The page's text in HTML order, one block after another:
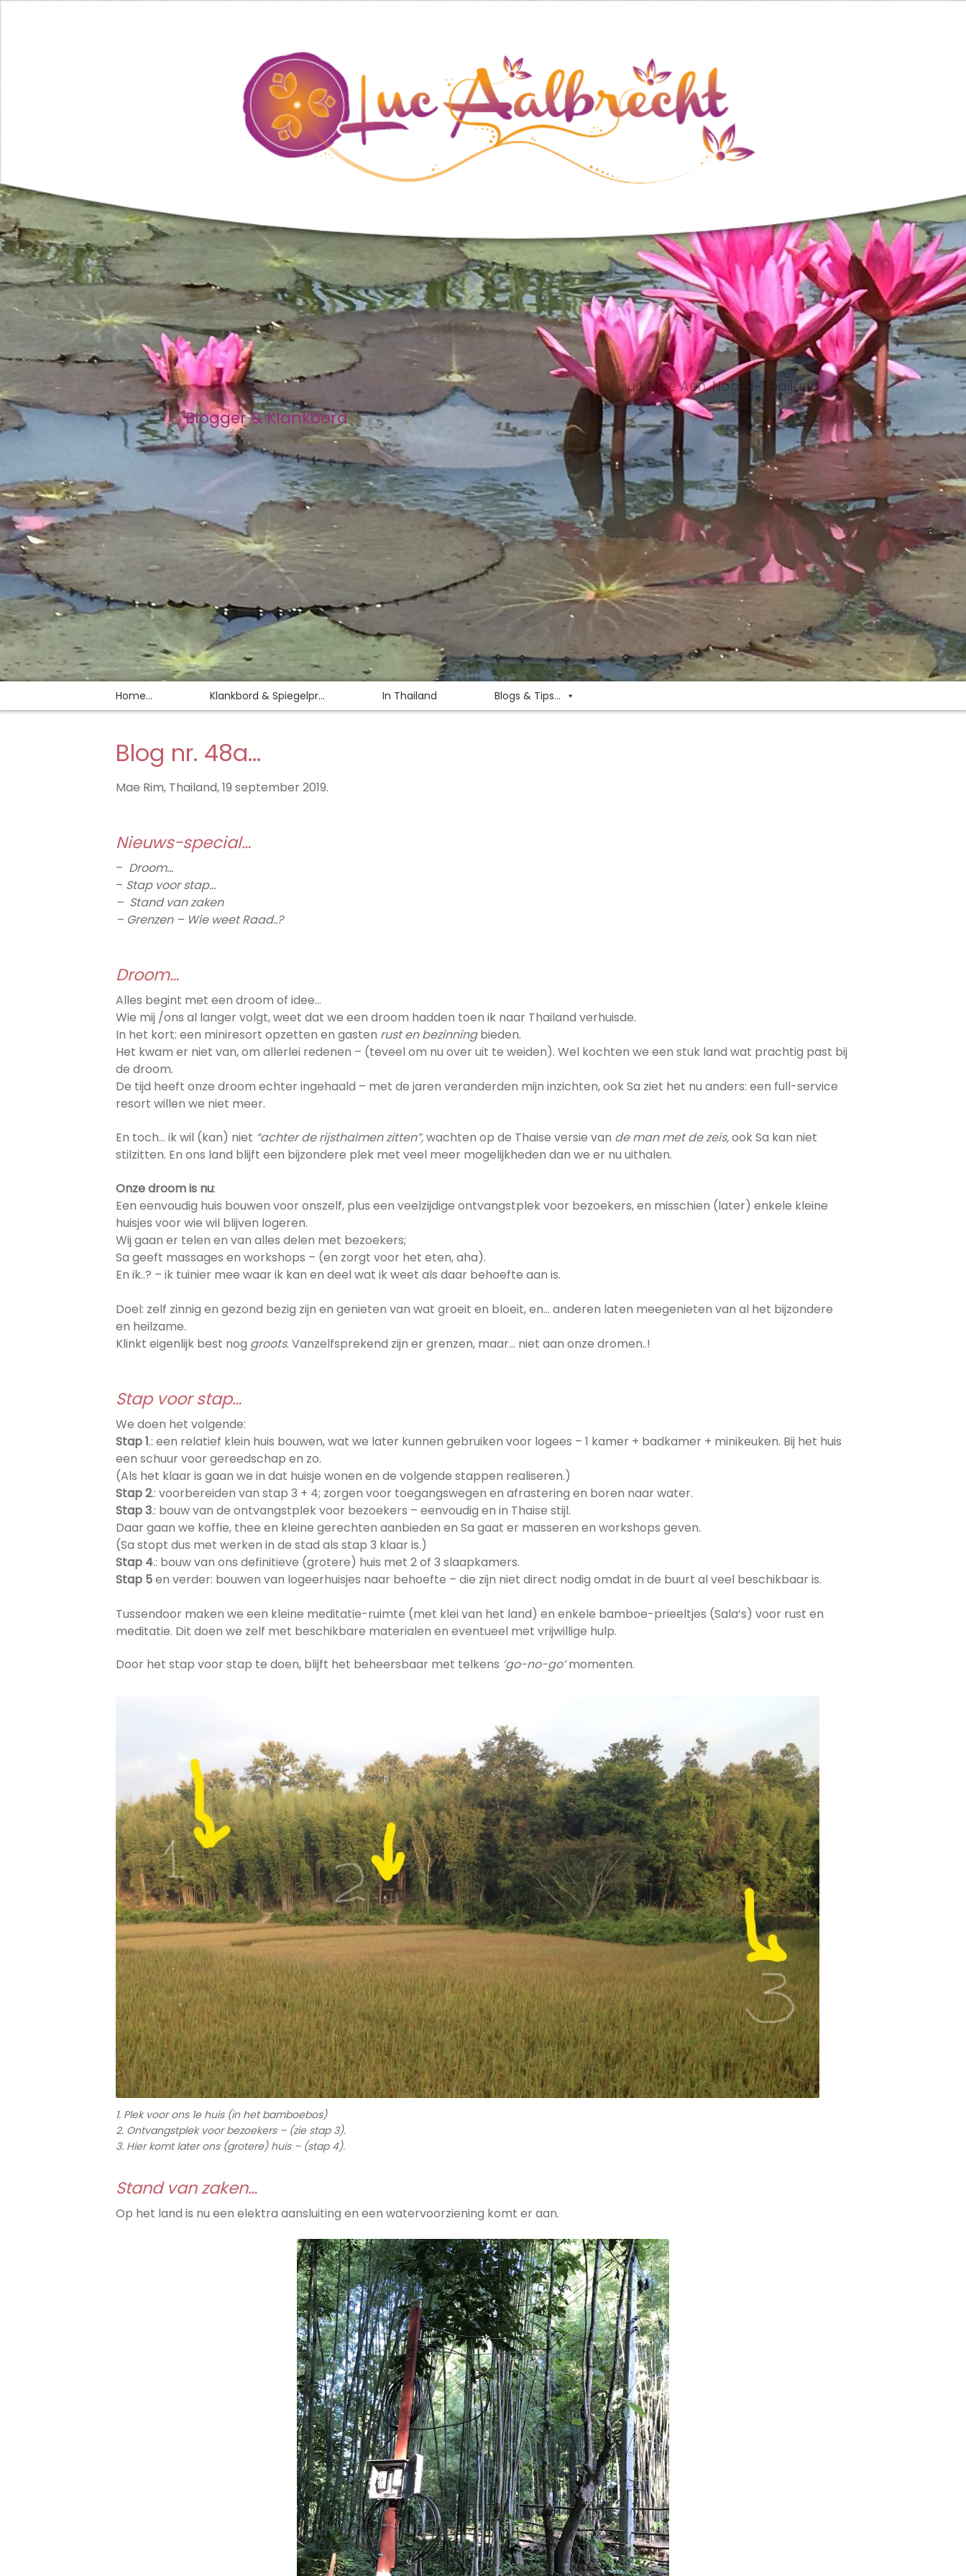
Blogger & Klankbord
uit Mae Aen, Noord-Thailand
Home… Klankbord & Spiegelpr... In Thailand Blogs & Tips...
Blog nr. 48a…
Mae Rim, Thailand, 19 september 2019.
Nieuws-special…
– Droom…
– Stap voor stap…
– Stand van zaken
– Grenzen – Wie weet Raad..?
Droom…
Alles begint met een droom of idee…
Wie mij /ons al langer volgt, weet dat we een droom hadden toen ik naar Thailand verhuisde.
In het kort: een miniresort opzetten en gasten rust en bezinningbieden.
Het kwam er niet van, om allerlei redenen – (teveel om nu over uit te weiden). Wel kochten we een stuk land wat prachtig past bij
de droom.
De tijd heeft onze droom echter ingehaald – met de jaren veranderden mijn inzichten, ook Sa ziet het nu anders: een full-service
resort willen we niet meer.
En toch… ik wil (kan) niet “achter de rijsthalmenzitten”,wachten op de Thaise versie van de man met de zeis,ook Sa kan niet
stilzitten. En ons land blijft een bijzondere plek met veel meer mogelijkheden dan we er nu uithalen.
Onze droom is nu:
Een eenvoudig huis bouwen voor onszelf, plus een veelzijdige ontvangstplek voor bezoekers, en misschien (later) enkele kleine
huisjes voor wie wil blijven logeren.
Wij gaan er telen en van alles delen met bezoekers;
Sa geeft massages en workshops – (en zorgt voor het eten, aha).
En ik..? – ik tuinier mee waar ik kan en deel wat ik weet als daar behoefte aan is.
Doel: zelf zinnig en gezond bezig zijn en genieten van wat groeit en bloeit, en… anderen laten meegenieten van al het bijzondere
en heilzame.
Klinkt eigenlijk best nog groots. Vanzelfsprekend zijn er grenzen, maar… niet aan onze dromen..!
Stap voor stap…
We doen het volgende:
Stap 1.: een relatief klein huis bouwen, wat we later kunnen gebruiken voor logees – 1 kamer + badkamer + minikeuken. Bij het huis
een schuur voor gereedschap en zo.
(Als het klaar is gaan we in dat huisje wonen en de volgende stappen realiseren.)
Stap 2.: voorbereiden van stap 3 + 4; zorgen voor toegangswegen en afrastering en boren naar water.
Stap 3.: bouw van de ontvangstplek voor bezoekers – eenvoudig en in Thaise stijl.
Daar gaan we koffie, thee en kleine gerechten aanbieden en Sa gaat er masseren en workshops geven.
(Sa stopt dus met werken in de stad als stap 3 klaar is.)
Stap 4.: bouw van ons definitieve (grotere) huis met 2 of 3 slaapkamers.
Stap 5en verder: bouwen van logeerhuisjes naar behoefte – die zijn niet direct nodig omdat in de buurt al veel beschikbaar is.
Tussendoor maken we een kleine meditatie-ruimte (met klei van het land) en enkele bamboe-prieeltjes (Sala‘s) voor rust en
meditatie. Dit doen we zelf met beschikbare materialen en eventueel met vrijwillige hulp.
Door het stap voor stap te doen, blijft het beheersbaar met telkens ‘go-no-go’momenten.
1. Plek voor ons 1e huis (in het bamboebos)
2. Ontvangstplek voor bezoekers – (zie stap 3).
3. Hier komt later ons (grotere) huis – (stap 4).
Stand van zaken…
Op het land is nu een elektra aansluiting en een watervoorziening komt er aan.